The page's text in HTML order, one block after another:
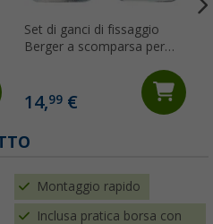
Set di ganci di fissaggio
Berger a scomparsa per
14,99€
Montaggio rapido
Inclusa pratica borsa con